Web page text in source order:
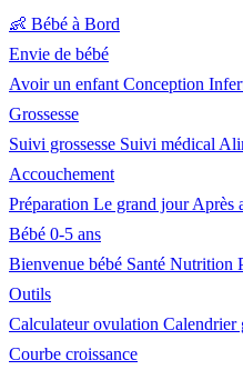
👶 Bébé à Bord
Envie de bébé
Avoir un enfant Conception
Grossesse
Suivi grossesse Suivi médical
Accouchement
Préparation Le grand jourAprès
Bébé 0-5 ans
Bienvenue bébé Santé Nutrition
Outils
Calculateur ovulation Calendrier
Courbe croissance